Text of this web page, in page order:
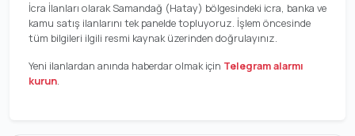
İcra İlanları olarak Samandağ (Hatay) bölgesindeki icra, banka ve
kamu satış ilanlarını tek panelde topluyoruz. İşlem öncesinde
tüm bilgileri ilgili resmi kaynak üzerinden doğrulayınız.
Yeni ilanlardan anında haberdar olmak için Telegram alarmı
kurun.